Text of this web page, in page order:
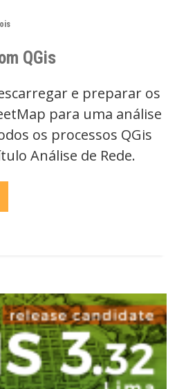
QGis
e preparar os
para uma análise
os processos QGis
Análise de Rede.